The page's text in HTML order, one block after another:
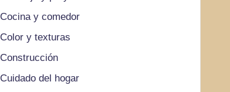
Cocina y comedor
Color y texturas
Construcción
Cuidado del hogar